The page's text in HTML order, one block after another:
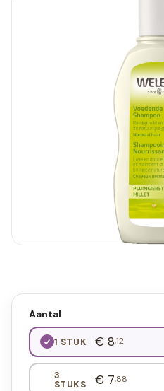
Aantal
1 STUK € 8,12
3
STUKS € 7,88